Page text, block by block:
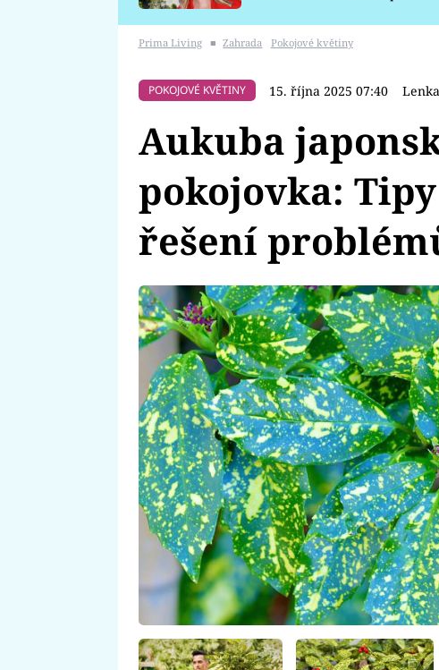
Prima Living ■ Zahrada Pokojové květiny
POKOJOVÉ KVĚTINY 15. října 2025 07:40
Aukuba
pokojovka:
řešení